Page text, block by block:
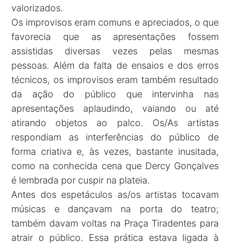
valorizados.
Os improvisos eram comuns e apreciados, o que
favorecia que as apresentações fossem
assistidas diversas vezes pelas mesmas
pessoas. Além da falta de ensaios e dos erros
técnicos, os improvisos eram também resultado
da ação do público que intervinha nas
apresentações aplaudindo, vaiando ou até
atirando objetos ao palco. Os/As artistas
respondiam as interferências do público de
forma criativa e, às vezes, bastante inusitada,
como na conhecida cena que Dercy Gonçalves
é lembrada por cuspir na plateia.
Antes dos espetáculos as/os artistas tocavam
músicas e dançavam na porta do teatro;
também davam voltas na Praça Tiradentes para
atrair o público. Essa prática estava ligada à